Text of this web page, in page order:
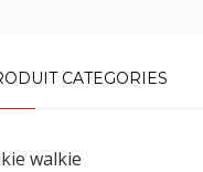
CATEGORIES
walkie